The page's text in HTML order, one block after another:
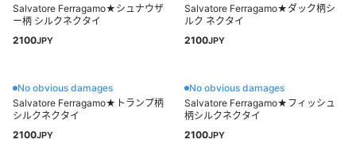
Salvatore Ferragamo★シュナウザ
ー柄 シルクネクタイ
2100JPY
Salvatore Ferragamo★ダック柄シ
ルク ネクタイ
2100JPY
No obvious damages
Salvatore Ferragamo★トランプ柄
シルクネクタイ
2100JPY
No obvious damages
Salvatore Ferragamo★フィッシュ
柄シルクネクタイ
2100JPY